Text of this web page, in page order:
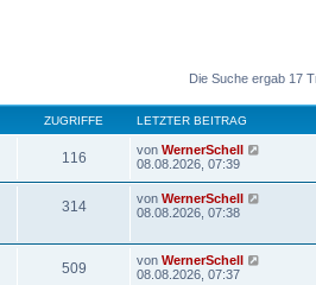
Die Suche ergab 17
ZUGRIFFE LETZTER BEITRAG
116 von WernerSchell
08.08.2026, 07:39
314 von WernerSchell
08.08.2026, 07:38
509 von WernerSchell
08.08.2026, 07:37